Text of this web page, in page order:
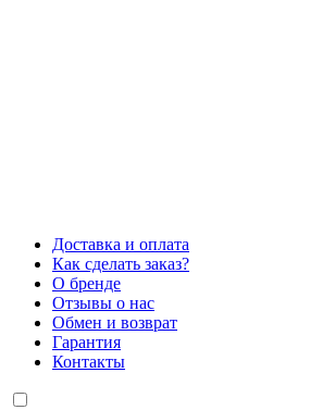
Доставка и оплата
Как сделать заказ?
О бренде
Отзывы о нас
Обмен и возврат
Гарантия
Контакты